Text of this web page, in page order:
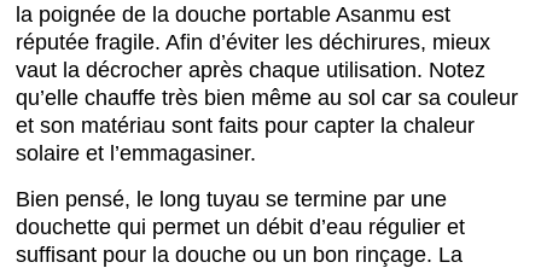
la poignée de la douche portable Asanmu est
réputée fragile. Afin d’éviter les déchirures, mieux
vaut la décrocher après chaque utilisation. Notez
qu’elle chauffe très bien même au sol car sa couleur
et son matériau sont faits pour capter la chaleur
solaire et l’emmagasiner.
Bien pensé, le long tuyau se termine par une
douchette qui permet un débit d’eau régulier et
suffisant pour la douche ou un bon rinçage. La